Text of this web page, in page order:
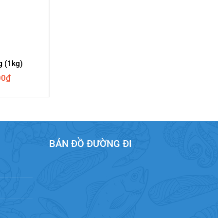
(1kg)
₫
BẢN ĐỒ ĐƯỜNG ĐI